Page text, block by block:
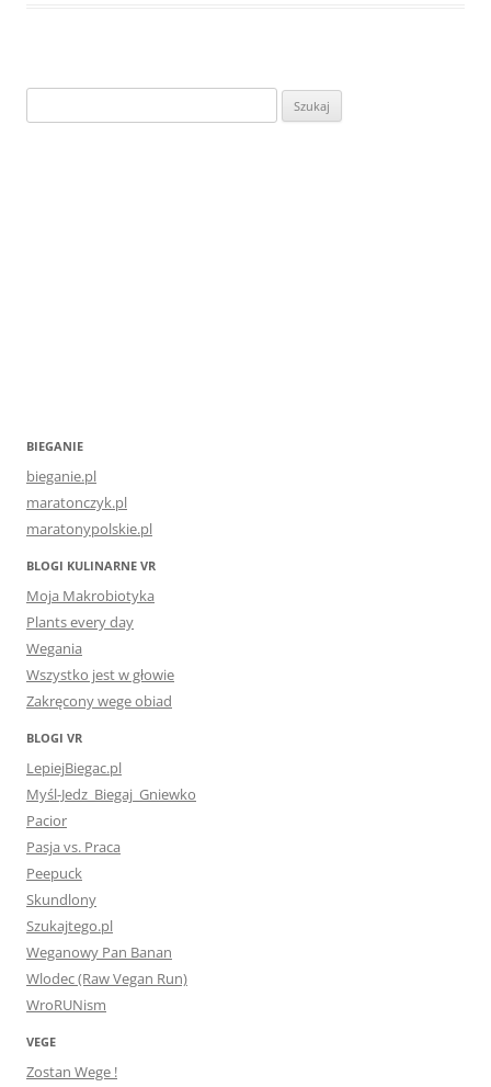
BIEGANIE
bieganie.pl
maratonczyk.pl
maratonypolskie.pl
BLOGI KULINARNE VR
Moja Makrobiotyka
Plants every day
Wegania
Wszystko jest w głowie
Zakręcony wege obiad
BLOGI VR
LepiejBiegac.pl
Myśl-Jedz_Biegaj_Gniewko
Pacior
Pasja vs. Praca
Peepuck
Skundlony
Szukajtego.pl
Weganowy Pan Banan
Wlodec (Raw Vegan Run)
WroRUNism
VEGE
Zostan Wege !